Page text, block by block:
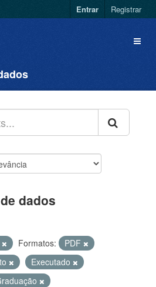
Entrar Registrar
dados
Formatos:
PDF
Executado